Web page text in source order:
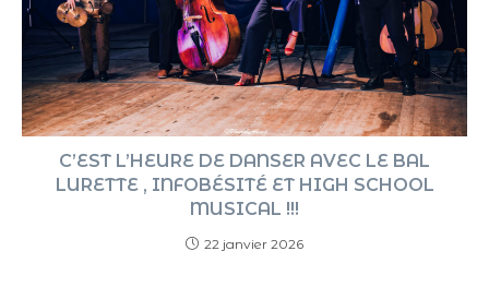
C’EST L’HEURE DE DANSER AVEC LE BAL
LURETTE , INFOBÉSITÉ ET HIGH SCHOOL
MUSICAL !!!
22 janvier 2026